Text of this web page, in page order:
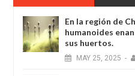
En la región de
humanoides
sus huertos.
MAY 25, 2025 -